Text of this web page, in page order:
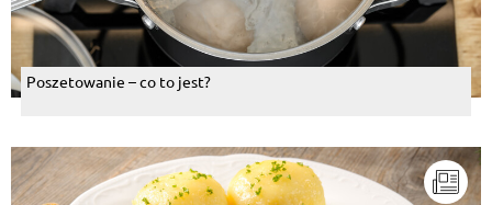
Poszetowanie – co to jest?